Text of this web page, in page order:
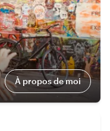
À propos de moi